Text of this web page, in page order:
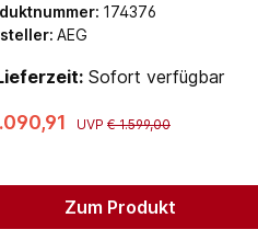
174376
AEG
Sofort verfügbar
UVP € 1.599,00
Zum Produkt